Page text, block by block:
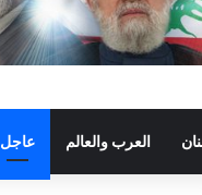
العرب والعالم عاجل